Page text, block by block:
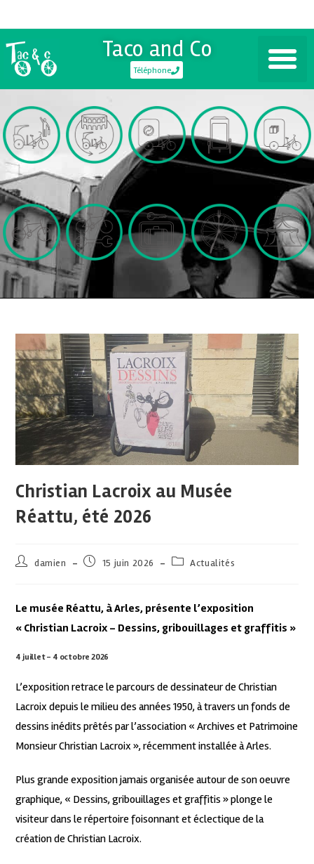
Taco and Co
Téléphone
Christian Lacroix au Musée
Réattu, été 2026
damien 15 juin 2026 Actualités
Le musée Réattu, à Arles, présente l’exposition
« Christian Lacroix – Dessins, gribouillages et graffitis »
4 juillet – 4 octobre 2026
L’exposition retrace le parcours de dessinateur de Christian
Lacroix depuis le milieu des années 1950, à travers un fonds de
dessins inédits prêtés par l’association « Archives et Patrimoine
Monsieur Christian Lacroix », récemment installée à Arles.
Plus grande exposition jamais organisée autour de son oeuvre
graphique, « Dessins, gribouillages et graffitis » plonge le
visiteur dans le répertoire foisonnant et éclectique de la
création de Christian Lacroix.